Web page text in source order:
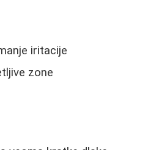
iritacije
zone